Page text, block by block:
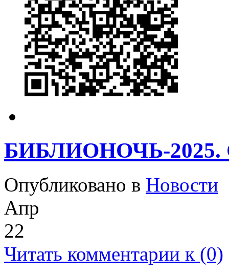
БИБЛИОНОЧЬ-
Опубликовано в Новости
Апр
22
Читать комментарии к (0)